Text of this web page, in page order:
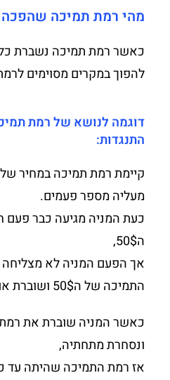
מהי רמת תמיכה שהפכה
כאשר רמת תמיכה נשברת
להפוך במקרים מסוימים
דוגמה לנושא של רמת
התנגדות:
מעליה מספר פעמים.
כעת המניה מגיעה כבר פעם
ה50$,
אך הפעם המניה לא מצליחה
התמיכה של ה50$ ושוברת אותה כלפי מטה.
כאשר המניה שוברת את
ונסחרת מתחתיה,